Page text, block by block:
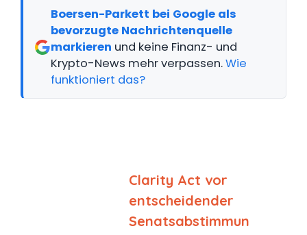
Boersen-Parkett bei Google als
bevorzugte Nachrichtenquelle
markieren und keine Finanz- und
Krypto-News mehr verpassen.Wie
funktioniert das?
Clarity Act vor
entscheidender
Senatsabstimmun